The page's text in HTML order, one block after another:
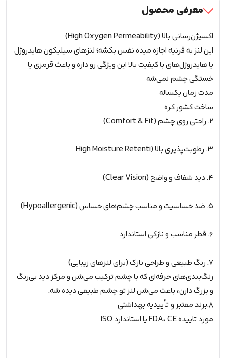
BLUE)
عدد
معرفی محصول
اکسیژن‌رسانی بالا (High Oxygen Permeability)
اين لنز به قرنیه اجازه ميده نفس بکشه؛ لنزهای سیلیکون هایدروژل
یا هایدروژل‌های با کیفیت بالا این ویژگی رو داره و باعث قرمزی یا
خستگی چشم نمی‌شه
مدت زمان یکساله
ساخت کشور کره
۲. راحتی روی چشم (Comfort & Fit)
۳. رطوبت‌پذیری بالا (High Moisture Retenti
۴. دید شفاف و واضح (Clear Vision)
۵. ضد حساسیت و مناسب چشم‌های حساس (Hypoallergenic)
۶. قطر مناسب و نازکی استاندارد
۷. رنگ طبیعی و طراحی نازک (برای لنزهای زیبایی)
رنگ‌بندی‌های حرفه‌ای که با چشم ترکیب می‌شن و مرکز دید بی‌رنگ
و بزرگ دارن، باعث می‌شن لنز تو چشم طبیعی دیده شه.
٨.برند معتبر و تأییدیه بهداشتی
مورد تاییده FDA، CE یا استاندارد ISO